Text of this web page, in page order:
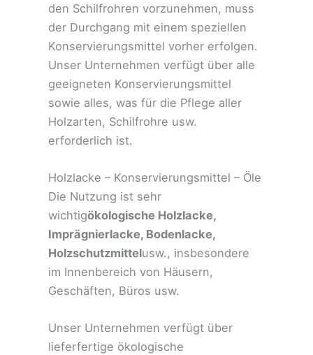
den Schilfrohren vorzunehmen, muss
der Durchgang mit einem speziellen
Konservierungsmittel vorher erfolgen.
Unser Unternehmen verfügt über alle
geeigneten Konservierungsmittel
sowie alles, was für die Pflege aller
Holzarten, Schilfrohre usw.
erforderlich ist.
Holzlacke – Konservierungsmittel – Öle
Die Nutzung ist sehr
wichtigökologische Holzlacke,
Imprägnierlacke, Bodenlacke,
Holzschutzmittelusw., insbesondere
im Innenbereich von Häusern,
Geschäften, Büros usw.
Unser Unternehmen verfügt über
lieferfertige ökologische